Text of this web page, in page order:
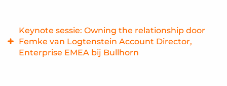
Keynote sessie: Owning the relationship door
Femke van Logtenstein Account Director,
Enterprise EMEA bij Bullhorn